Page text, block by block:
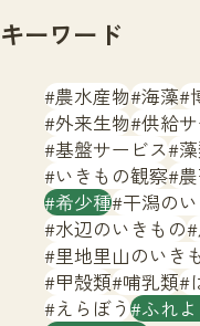
文字サイズ 小
生物多様性ふく
サ
キーワード
農水産物 海藻
外来生物 供給
基盤サービス
いきもの観察
希少種 干潟の
水辺のいきもの
里地里山のいき
甲殻類 哺乳類
えらぼう ふれ